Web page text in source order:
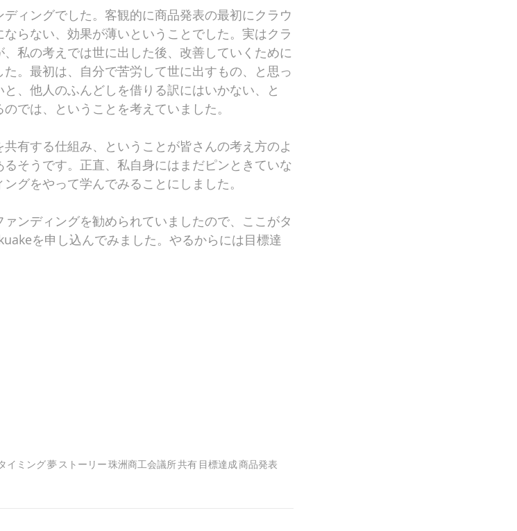
ィングでした。客観的に商品発表の最初にクラウ
らない、効果が薄いということでした。実はクラ
私の考えでは世に出した後、改善していくために
。最初は、自分で苦労して世に出すもの、と思っ
、他人のふんどしを借りる訳にはいかない、と
では、ということを考えていました。
有する仕組み、ということが皆さんの考え方のよ
そうです。正直、私自身にはまだピンときていな
グをやって学んでみることにしました。
ンディングを勧められていましたので、ここがタ
を申し込んでみました。やるからには目標達
イミング夢 ストーリー珠洲商工会議所共有 目標達成商品発表